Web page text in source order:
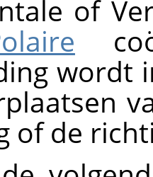
of
wordt
of de